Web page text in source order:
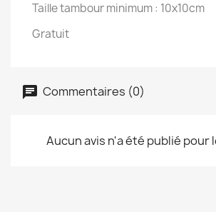
Taille tambour minimum : 10x10cm
Gratuit
Commentaires (0)
Aucun avis n'a été publié pour